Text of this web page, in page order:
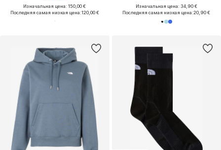
Изначальная цена: 150,00 €
Последняя самая низкая цена:120,00 €
Изначальная цена: 34,90 €
Последняя самая низкая цена:20,90 €